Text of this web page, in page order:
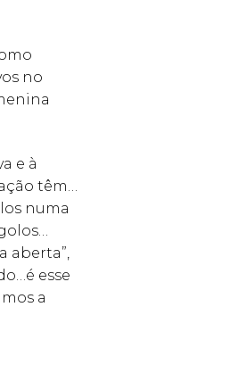
no
e à
têm…
numa
aberta”,
esse
a